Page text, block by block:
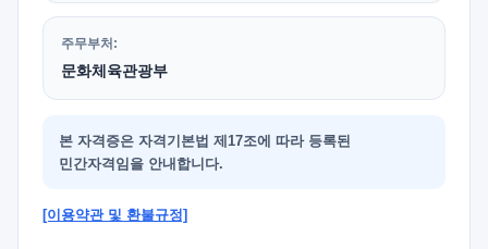
주무부처:
문화체육관광부
본 자격증은 자격기본법 제17조에 따라 등록된
민간자격임을 안내합니다.
[이용약관 및 환불규정]